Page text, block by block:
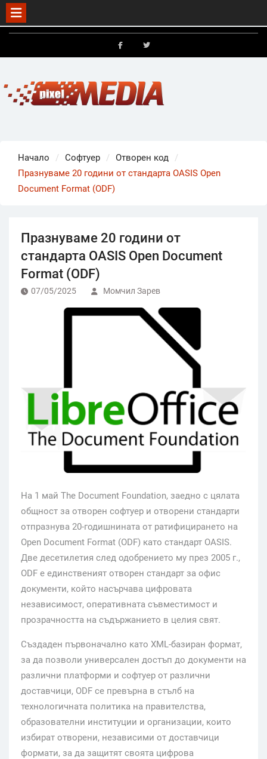
Skip
Начало Софтуер
Отворен код
Празнуваме 20 години от стандарта OASIS Open
Document Format (ODF)
Празнуваме 20 години от
стандарта OASIS Open Document
Format (ODF)
07/05/2025 Момчил Зарев
На 1 май The Document Foundation, заедно с цялата
общност за отворен софтуер и отворени стандарти
отпразнува 20-годишнината от ратифицирането на
Open Document Format (ODF) като стандарт OASIS.
Две десетилетия след одобрението му през 2005 г.,
ODF е единственият отворен стандарт за офис
документи, който насърчава цифровата
независимост, оперативната съвместимост и
прозрачността на съдържанието в целия свят.
Създаден първоначално като XML-базиран формат,
за да позволи универсален достъп до документи на
различни платформи и софтуер от различни
доставчици, ODF се превърна в стълб на
технологичната политика на правителства,
образователни институции и организации, които
избират отворени, независими от доставчици
формати, за да защитят своята цифрова